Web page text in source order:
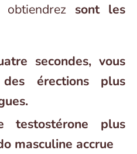
sont les
secondes, vous
érections plus
testostérone plus
masculine accrue